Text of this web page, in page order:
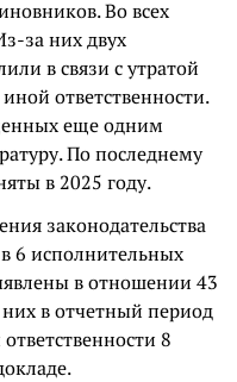
Во всех
за них двух
в связи с утратой
ответственности.
еще одним
По последнему
в 2025 году.
законодательства
6 исполнительных
в отношении 43
в отчетный период
8